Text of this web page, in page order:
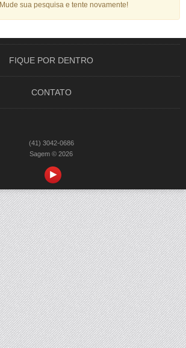
Mude sua pesquisa e tente novamente!
FIQUE POR DENTRO
CONTATO
(41) 3042-0686
Sagem © 2026